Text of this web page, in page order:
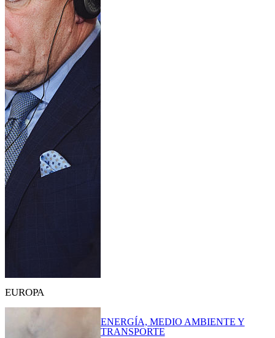
EUROPA
ENERGÍA, MEDIO AMBIENTE Y
TRANSPORTE